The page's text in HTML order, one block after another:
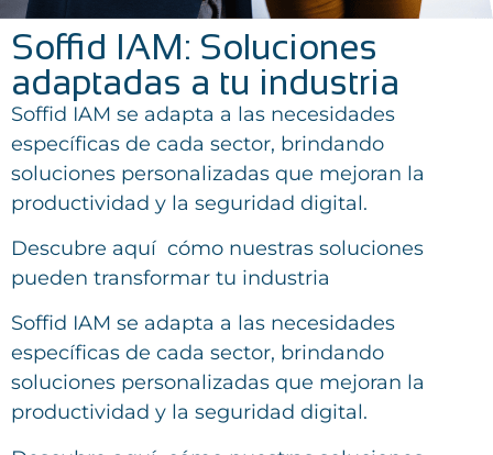
Soffid IAM: Soluciones
adaptadas a tu industria
Soffid IAM se adapta a las necesidades
específicas de cada sector, brindando
soluciones personalizadas que mejoran la
productividad y la seguridad digital.
Descubre aquí cómo nuestras soluciones
pueden transformar tu industria
Soffid IAM se adapta a las necesidades
específicas de cada sector, brindando
soluciones personalizadas que mejoran la
productividad y la seguridad digital.